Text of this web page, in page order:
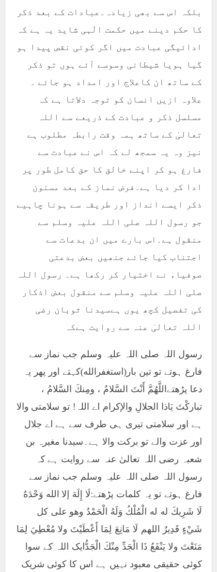
بلکہ اس سے بھی زیادہ۔عبادات کے بعد ذکر
کا حکم دینے میں حکمت الٰہی شاید یہ ہے کہ
ادائیگی عبادت میں اگر کوئی نقص پیدا ہو
گیا ہویا شیطانی وسوسے آئے ہوں تو ذکر
کے ساتھ ان کاعلاج اور امداد ہو جائے ۔
علاوہ ازیں انسان کو توجہ دلاتا ہے کہ
مسلسل ذکر و عبادت کے ذریعے سے اللہ
تعالیٰ کے ساتھ ہمہ وقت رابطہ مطلوب ہے
نیز وہ یہ سمجھ لے کہ اس نے عبادت سے
فارغ ہو کر اپنے خالق کا حق کامل طور پر
ادا کر دیا ہے۔فرض نماز کے بعد مسنون
ذکر ایسے انداز اور طریقہ سے ہونا چاہیے
جو رسول اللہ صلی اللہ علیہ وسلم سے
منقول ہے۔اس بارے میں ان بدعات سے
اجتناب کیا جائے جنھیں بعض بدعتی
صوفیاء نے اختیار کر رکھا ہے۔ رسول اللہ
صلی اللہ علیہ وسلم سے منقول بعض اذکار
کی تفصیل کچھ یوں ہےسیدنا ثوبان رضی
اللہ تعالیٰ عنہ سے روایت ہےکہ
رسول اللہ صلی اللہ علیہ وسلم جب نماز سے
فارغ ہوتے تو تین بار(استغفرالله)کہتے اور پھر یہ
دعا پڑھتےاللَّهُمَّ أَنْتَ السَّلامُ ، ومِنكَ السَّلامُ ،
تباركْتَ يَاذا الجلالِ والإكرام اے اللہ! تو سلامتی والا
ہے اور سلامتی تیری ہی طرف سے ہے اے جلال
اور عزت والے تو برکت والا ہے۔سیدنا مغیرہ بن
شعبہ رضی اللہ تعالیٰ عنہ سے روایت ہے کہ
رسول اللہ صلی اللہ علیہ وسلم جب نماز سے
فارغ ہوتے تو یہ کلمات پڑھتے:لَا إِلَهَ إلا الله وَحْدَهُ
لَا شَرِيكَ له له الْمُلْكُ وَلَهُ الْحَمْدُ وهو على كل
شَيْءٍ قَدِيرٌ اللهم لَا مَانِعَ لِمَا أَعْطَيْتَ ولا مُعْطِيَ لِمَا
مَنَعْتَ ولا يَنْفَعُ ذَا الْجَدِّ مِنْكَ الْجَدُّایک اللہ کے سوا
کوئی حقیقی معبود نہیں ہے اس کا کوئی شریک